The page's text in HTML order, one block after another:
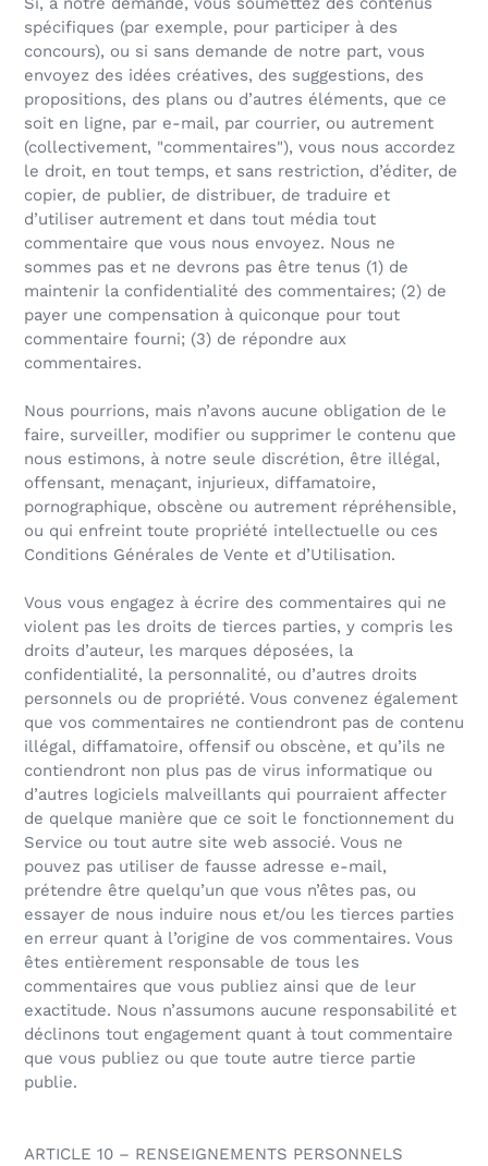
spécifiques (par exemple, pour participer à des
concours), ou si sans demande de notre part, vous
envoyez des idées créatives, des suggestions, des
propositions, des plans ou d’autres éléments, que ce
soit en ligne, par e-mail, par courrier, ou autrement
(collectivement, "commentaires"), vous nous accordez
le droit, en tout temps, et sans restriction, d’éditer, de
copier, de publier, de distribuer, de traduire et
d’utiliser autrement et dans tout média tout
commentaire que vous nous envoyez. Nous ne
sommes pas et ne devrons pas être tenus (1) de
maintenir la confidentialité des commentaires; (2) de
payer une compensation à quiconque pour tout
commentaire fourni; (3) de répondre aux
commentaires.
Nous pourrions, mais n’avons aucune obligation de le
faire, surveiller, modifier ou supprimer le contenu que
nous estimons, à notre seule discrétion, être illégal,
offensant, menaçant, injurieux, diffamatoire,
pornographique, obscène ou autrement répréhensible,
ou qui enfreint toute propriété intellectuelle ou ces
Conditions Générales de Vente et d’Utilisation.
Vous vous engagez à écrire des commentaires qui ne
violent pas les droits de tierces parties, y compris les
droits d’auteur, les marques déposées, la
confidentialité, la personnalité, ou d’autres droits
personnels ou de propriété. Vous convenez également
que vos commentaires ne contiendront pas de contenu
illégal, diffamatoire, offensif ou obscène, et qu’ils ne
contiendront non plus pas de virus informatique ou
d’autres logiciels malveillants qui pourraient affecter
de quelque manière que ce soit le fonctionnement du
Service ou tout autre site web associé. Vous ne
pouvez pas utiliser de fausse adresse e-mail,
prétendre être quelqu’un que vous n’êtes pas, ou
essayer de nous induire nous et/ou les tierces parties
en erreur quant à l’origine de vos commentaires. Vous
êtes entièrement responsable de tous les
commentaires que vous publiez ainsi que de leur
exactitude. Nous n’assumons aucune responsabilité et
déclinons tout engagement quant à tout commentaire
que vous publiez ou que toute autre tierce partie
publie.
ARTICLE 10 – RENSEIGNEMENTS PERSONNELS